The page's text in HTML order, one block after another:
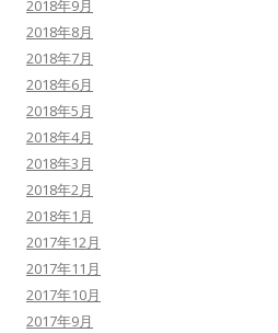
2018年9月
2018年8月
2018年7月
2018年6月
2018年5月
2018年4月
2018年3月
2018年2月
2018年1月
2017年12月
2017年11月
2017年10月
2017年9月